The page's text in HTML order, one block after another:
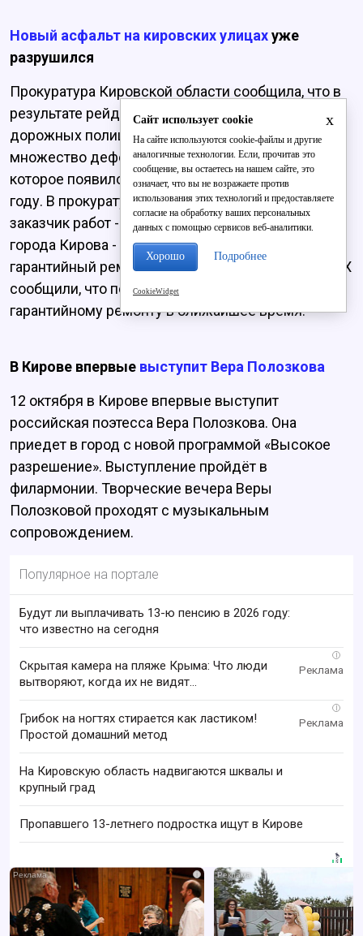
Новый асфальт на кировских улицахуже
разрушился
Прокуратура Кировской области сообщила, что в
результате рейда работников прокуратуры и
дорожных полицейских было выявлено
множество дефектов дорожного покрытия,
которое появилось на улицах города в прошлом
году. В прокуратуре подчеркнули, что до рейда
заказчик работ - Дирекция дорожного хозяйства
города Кирова - не предъявляла претензий на
гарантийный ремонт к исполнителям работ. В ДДХ
сообщили, что подрядчик приступит к
гарантийному ремонту в ближайшее время.
В Кирове впервые выступит Вера Полозкова
12 октября в Кирове впервые выступит
российская поэтесса Вера Полозкова. Она
приедет в город с новой программой «Высокое
разрешение». Выступление пройдёт в
филармонии. Творческие вечера Веры
Полозковой проходят с музыкальным
сопровождением.
Популярное на портале
Будут ли выплачивать 13-ю пенсию в 2026 году:
что известно на сегодня
i
Скрытая камера на пляже Крыма: Что люди
вытворяют, когда их не видят...
i
Грибок на ногтях стирается как ластиком!
Простой домашний метод
На Кировскую область надвигаются шквалы и
крупный град
Пропавшего 13-летнего подростка ищут в Кирове
i
x
Сайт использует cookie
На сайте используются cookie-файлы и другие
аналогичные технологии. Если, прочитав это
сообщение, вы остаетесь на нашем сайте, это
означает, что вы не возражаете против
использования этих технологий и предоставляете
согласие на обработку ваших персональных
данных с помощью сервисов веб-аналитики.
Хорошо Подробнее
CookieWidget